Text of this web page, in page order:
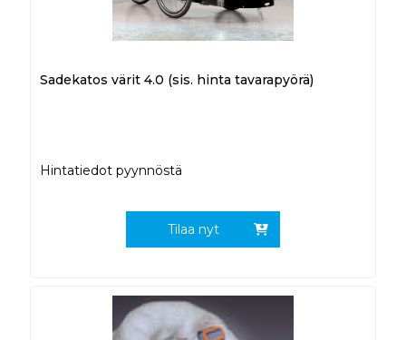
Sadekatos värit 4.0 (sis. hinta tavarapyörä)
Hintatiedot pyynnöstä
Tilaa nyt